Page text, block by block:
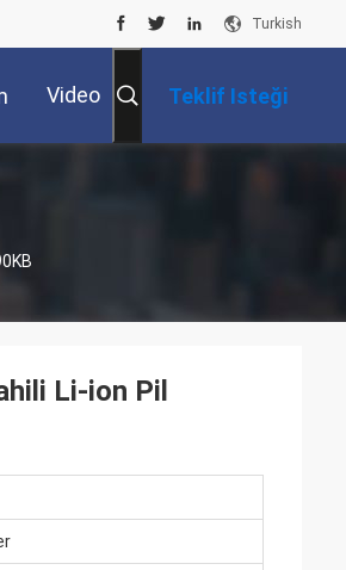
Turkish
Video Teklif Isteği
Li-ion Pil